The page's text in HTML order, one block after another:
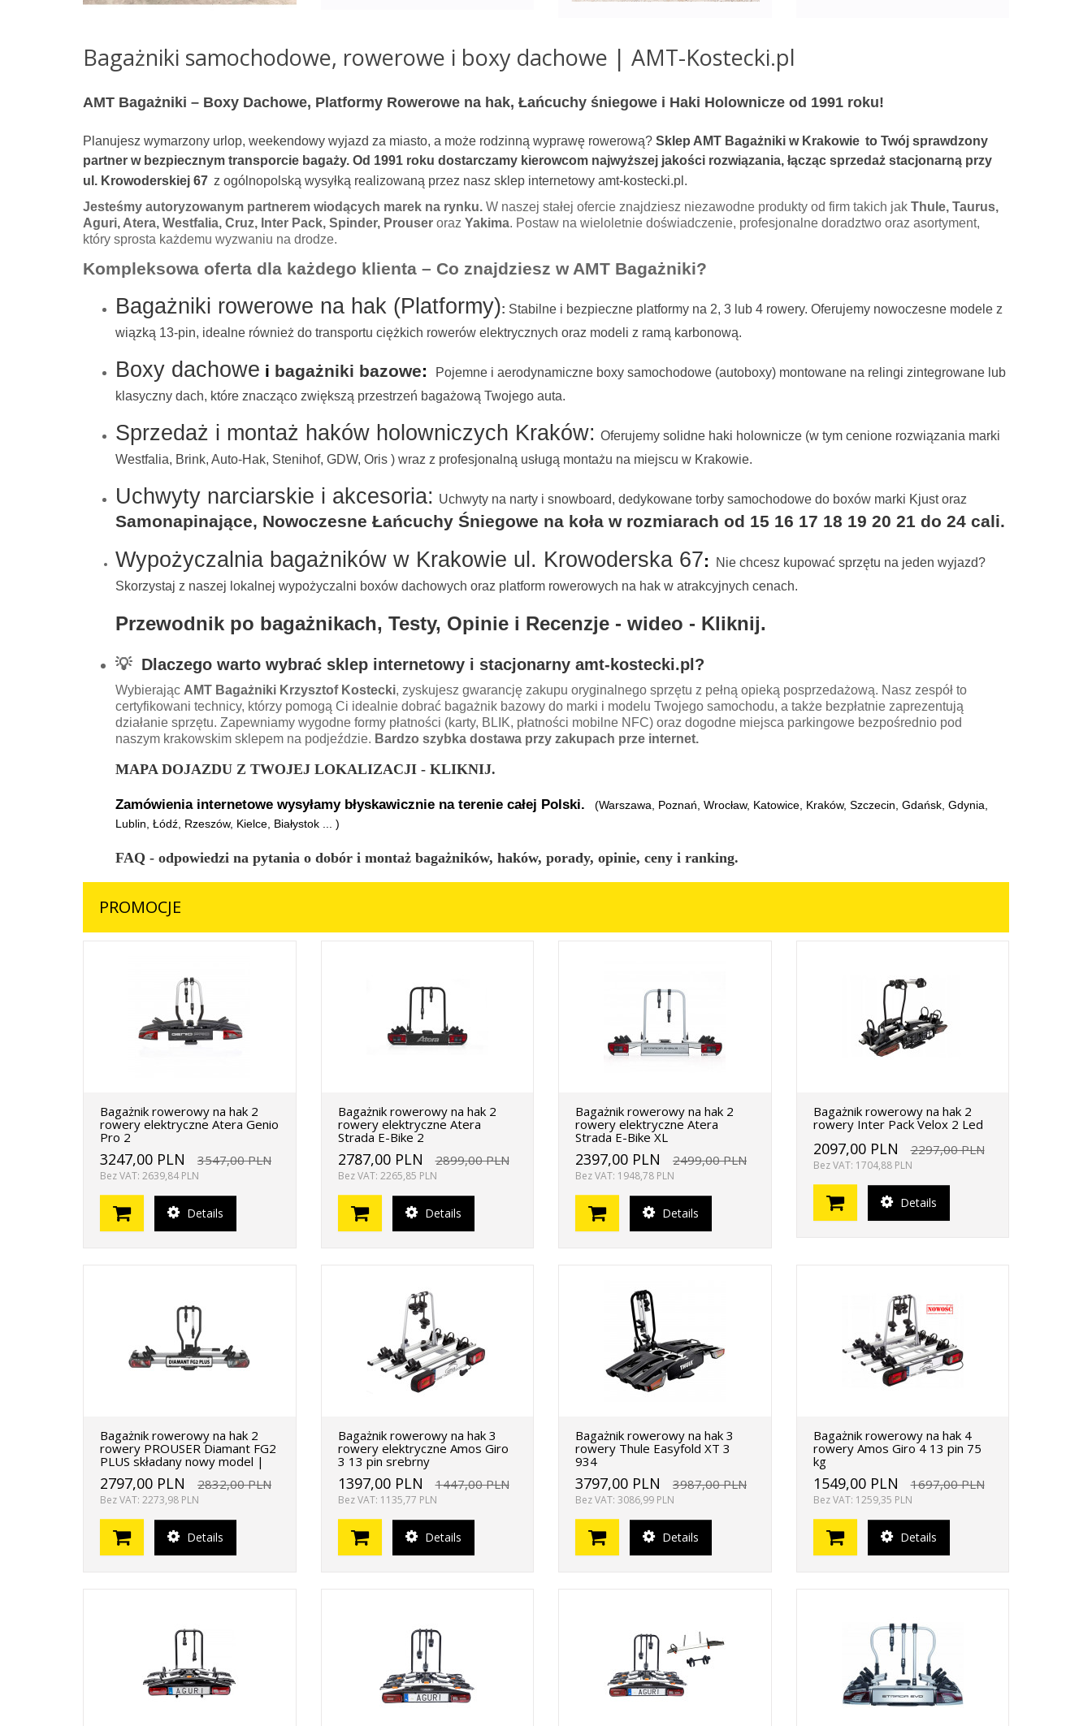
Bagażniki samochodowe, rowerowe i boxy dachowe | AMT-Kostecki.pl
AMT Bagażniki – Boxy Dachowe, Platformy Rowerowe na hak, Łańcuchy śniegowe i Haki Holownicze od 1991 roku!
Planujesz wymarzony urlop, weekendowy wyjazd za miasto, a może rodzinną wyprawę rowerową? Sklep AMT Bagażniki w Krakowie to Twój sprawdzony
partner w bezpiecznym transporcie bagaży. Od 1991 roku dostarczamy kierowcom najwyższej jakości rozwiązania, łącząc sprzedaż stacjonarną przy
ul. Krowoderskiej 67 z ogólnopolską wysyłką realizowaną przez nasz sklep internetowy amt-kostecki.pl.
Jesteśmy autoryzowanym partnerem wiodących marek na rynku. W naszej stałej ofercie znajdziesz niezawodne produkty od firm takich jak Thule, Taurus,
Aguri, Atera, Westfalia, Cruz, Inter Pack, Spinder, Prouser oraz Yakima. Postaw na wieloletnie doświadczenie, profesjonalne doradztwo oraz asortyment,
który sprosta każdemu wyzwaniu na drodze.
Kompleksowa oferta dla każdego klienta – Co znajdziesz w AMT Bagażniki?
Bagażniki rowerowe na hak (Platformy): Stabilne i bezpieczne platformy na 2, 3 lub 4 rowery. Oferujemy nowoczesne modele z
wiązką 13-pin, idealne również do transportu ciężkich rowerów elektrycznych oraz modeli z ramą karbonową.
Boxy dachowe i bagażniki bazowe:
Pojemne i aerodynamiczne boxy samochodowe (autoboxy) montowane na relingi zintegrowane lub
klasyczny dach, które znacząco zwiększą przestrzeń bagażową Twojego auta.
Sprzedaż i montaż haków holowniczych Kraków: Oferujemy solidne haki holownicze (w tym cenione rozwiązania marki
Westfalia, Brink, Auto-Hak, Stenihof, GDW, Oris ) wraz z profesjonalną usługą montażu na miejscu w Krakowie.
Uchwyty narciarskie i akcesoria: Uchwyty na narty i snowboard, dedykowane torby samochodowe do boxów marki Kjust oraz
Samonapinające, Nowoczesne Łańcuchy Śniegowe na koła w rozmiarach od 15 16 17 18 19 20 21 do 24 cali.
Wypożyczalnia bagażników w Krakowie ul. Krowoderska 67:
Nie chcesz kupować sprzętu na jeden wyjazd?
Skorzystaj z naszej lokalnej wypożyczalni boxów dachowych oraz platform rowerowych na hak w atrakcyjnych cenach.
Przewodnik po bagażnikach, Testy, Opinie i Recenzje - wideo - Kliknij.
💡 Dlaczego warto wybrać sklep internetowy i stacjonarny amt-kostecki.pl?
Wybierając AMT Bagażniki Krzysztof Kostecki, zyskujesz gwarancję zakupu oryginalnego sprzętu z pełną opieką posprzedażową. Nasz zespół to
certyfikowani technicy, którzy pomogą Ci idealnie dobrać bagażnik bazowy do marki i modelu Twojego samochodu, a także bezpłatnie zaprezentują
działanie sprzętu. Zapewniamy wygodne formy płatności (karty, BLIK, płatności mobilne NFC) oraz dogodne miejsca parkingowe bezpośrednio pod
naszym krakowskim sklepem na podjeździe. Bardzo szybka dostawa przy zakupach prze internet.
MAPA DOJAZDU Z TWOJEJ LOKALIZACJI - KLIKNIJ.
Zamówienia internetowe wysyłamy błyskawicznie na terenie całej Polski.
(Warszawa, Poznań, Wrocław, Katowice, Kraków, Szczecin, Gdańsk, Gdynia,
Lublin, Łódź, Rzeszów, Kielce, Białystok ... )
FAQ - odpowiedzi na pytania o dobór i montaż bagażników, haków, porady, opinie, ceny i ranking.
PROMOCJE
Bagażnik rowerowy na hak 2
rowery elektryczne Atera Genio
Pro 2
3247,00 PLN 3547,00 PLN
Bez VAT: 2639,84 PLN
Details
Bagażnik rowerowy na hak 2
rowery elektryczne Atera
Strada E-Bike 2
2787,00 PLN 2899,00 PLN
Bez VAT: 2265,85 PLN
Details
Bagażnik rowerowy na hak 2
rowery elektryczne Atera
Strada E-Bike XL
2397,00 PLN 2499,00 PLN
Bez VAT: 1948,78 PLN
Details
Bagażnik rowerowy na hak 2
rowery Inter Pack Velox 2 Led
2097,00 PLN 2297,00 PLN
Bez VAT: 1704,88 PLN
Details
Bagażnik rowerowy na hak 2
rowery PROUSER Diamant FG2
PLUS składany nowy model |
2797,00 PLN 2832,00 PLN
Bez VAT: 2273,98 PLN
Details
Bagażnik rowerowy na hak 3
rowery elektryczne Amos Giro
3 13 pin srebrny
1397,00 PLN 1447,00 PLN
Bez VAT: 1135,77 PLN
Details
Bagażnik rowerowy na hak 3
rowery Thule Easyfold XT 3
934
3797,00 PLN 3987,00 PLN
Bez VAT: 3086,99 PLN
Details
Bagażnik rowerowy na hak 4
rowery Amos Giro 4 13 pin 75
kg
1549,00 PLN 1697,00 PLN
Bez VAT: 1259,35 PLN
Details